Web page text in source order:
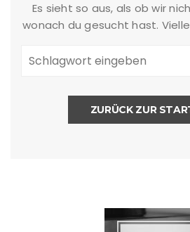
Es sieht so aus, als ob wir
wonach du gesucht hast.
ZURÜCK ZUR